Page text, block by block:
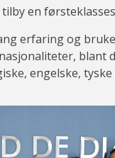
en
erfaring og
blant
engelske,